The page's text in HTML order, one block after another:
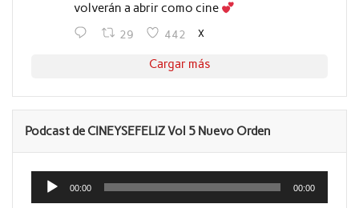
volverán a abrir como cine
29 442 X
Cargar más
Podcast de CINEYSEFELIZ Vol 5 Nuevo Orden
Reproductor
audio
00:00 00:00